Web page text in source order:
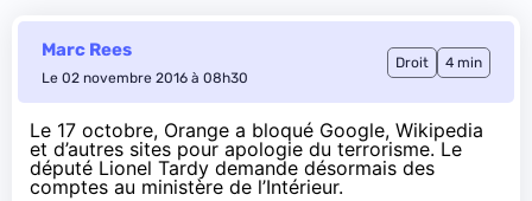
Marc Rees
Le 02 novembre 2016 à 08h30
Droit 4 min
Le 17 octobre, Orange a bloqué Google, Wikipedia
et d’autres sites pour apologie du terrorisme. Le
député Lionel Tardy demande désormais des
comptes au ministère de l’Intérieur.